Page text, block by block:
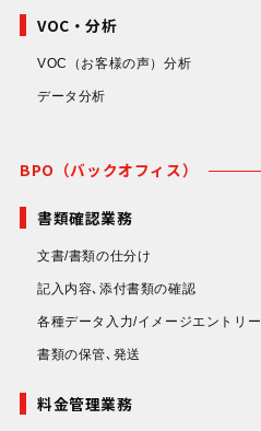
VOC・分析
VOC（お客様の声）分析
データ分析
BPO（バックオフィス）
書類確認業務
文書/書類の仕分け
記入内容､添付書類の確認
各種データ入力/イメージエントリー
書類の保管､発送
料金管理業務